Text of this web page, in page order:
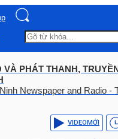
VÀ PHÁT THANH,
Newspaper and Radio -
VIDEOMỚI